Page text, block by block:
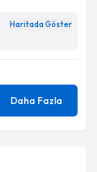
Haritada Göster
Daha Fazla